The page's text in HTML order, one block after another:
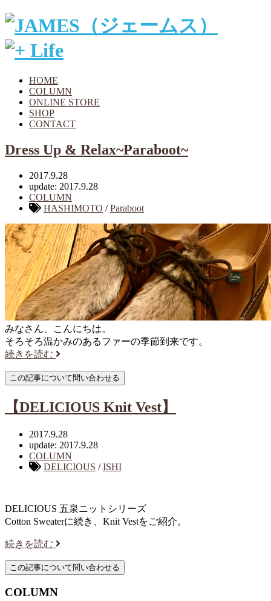
HOME
COLUMN
ONLINE STORE
SHOP
CONTACT
Dress Up & Relax~Paraboot~
2017.9.28
update: 2017.9.28
COLUMN
HASHIMOTO /Paraboot
みなさん、こんにちは。
そろそろ温かみのあるファーの季節到来です。
続きを読む
【DELICIOUS Knit Vest】
2017.9.28
update: 2017.9.28
COLUMN
DELICIOUS /ISHI
DELICIOUS 五泉ニットシリーズ
Cotton Sweaterに続き、Knit Vestをご紹介。
続きを読む
COLUMN